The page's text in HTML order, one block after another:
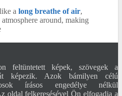
a long breathe of air,
around, making
feltüntetett képek, szövegek a
képezik. Azok bámilyen célú
írásos engedélye nélkül
oldal felkeresésével Ön elfogadja a